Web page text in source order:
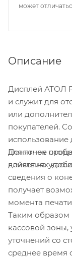
может
Описание
Дисплей АТОЛ
и служит для
или
покупателей.
для точек
влияет на
Понятное
действиях
сведения о
получает
момента
Таким образом
кассовой
уточнений со
среднее время